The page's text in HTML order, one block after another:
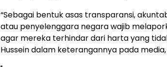
“Sebagai bentuk asas transparansi,
atau penyelenggara negara wajib
agar mereka terhindar dari harta yang
Hussein dalam keterangannya pada